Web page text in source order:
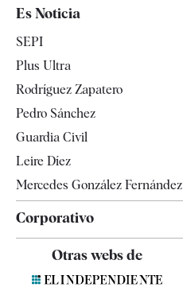
Televisión
Es Noticia
SEPI
Plus Ultra
Rodríguez Zapatero
Pedro Sánchez
Guardia Civil
Leire Díez
Mercedes González Fernández
Corporativo
Otras webs de